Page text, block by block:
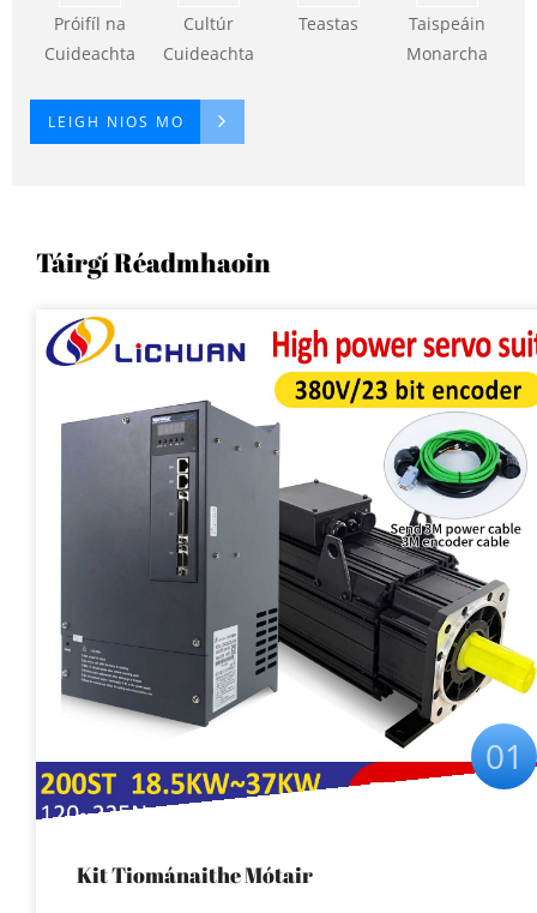
Próifíl na
Cuideachta
Cultúr
Cuideachta
Teastas
Taispeáin
Monarcha
LEIGH NIOS MO
Táirgí Réadmhaoin
Kit Tiománaithe Mótair
01